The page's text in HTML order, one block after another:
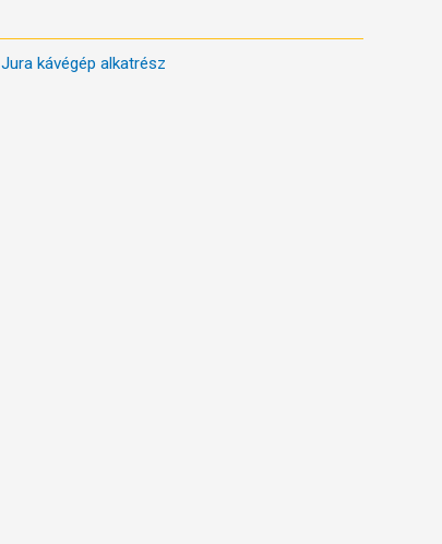
Jura kávégép alkatrész